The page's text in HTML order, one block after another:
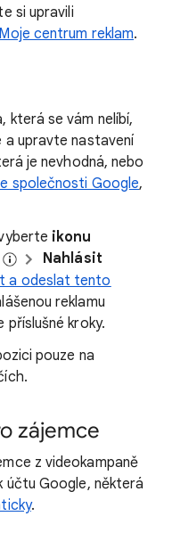
si upravili
Moje centrum reklam.
která se vám nelíbí,
upravte nastavení
je nevhodná, nebo
společnosti Google,
ikonu
Nahlásit
a odeslat tento
reklamu
kroky.
pouze na
zájemce
z videokampaně
účtu Google, některá
.